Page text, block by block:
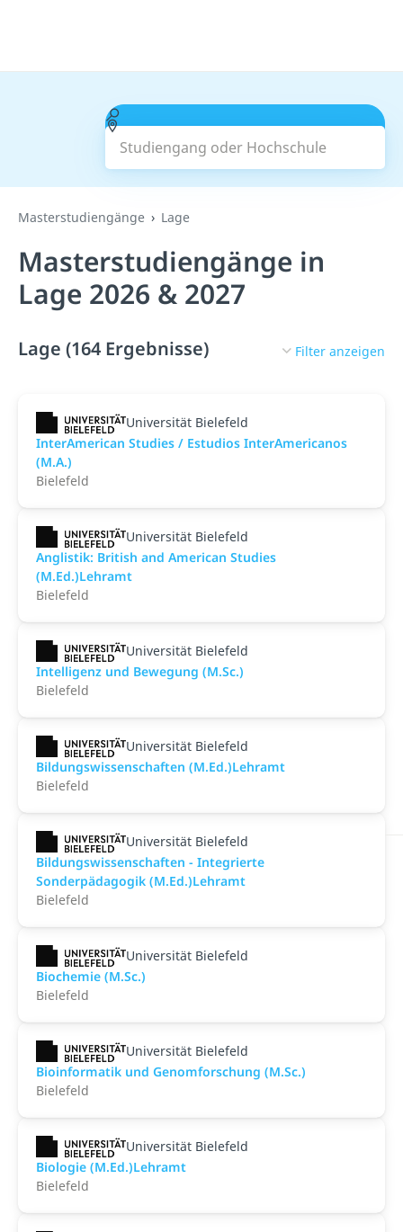
Studiengang oder Hochschule
Suchen
Masterstudiengänge Lage
Masterstudiengänge in
Lage 2026 & 2027
Lage (164 Ergebnisse) Filter anzeigen
Universität Bielefeld
InterAmerican Studies / Estudios InterAmericanos
(M.A.)
Bielefeld
Universität Bielefeld
Anglistik: British and American Studies
(M.Ed.)Lehramt
Bielefeld
Universität Bielefeld
Intelligenz und Bewegung (M.Sc.)
Bielefeld
Universität Bielefeld
Bildungswissenschaften (M.Ed.)Lehramt
Bielefeld
Universität Bielefeld
Bildungswissenschaften - Integrierte
Sonderpädagogik (M.Ed.)Lehramt
Bielefeld
Universität Bielefeld
Biochemie (M.Sc.)
Bielefeld
Universität Bielefeld
Bioinformatik und Genomforschung (M.Sc.)
Bielefeld
Universität Bielefeld
Biologie (M.Ed.)Lehramt
Bielefeld